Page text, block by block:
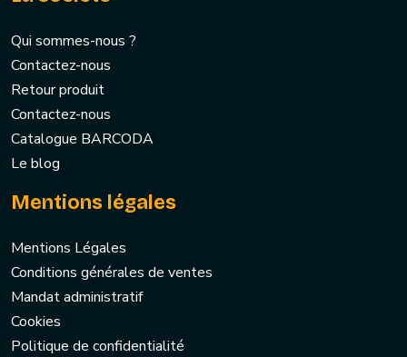
Qui sommes-nous ?
Contactez-nous
Retour produit
Contactez-nous
Catalogue BARCODA
Le blog
Mentions légales
Mentions Légales
Conditions générales de ventes
Mandat administratif
Cookies
Politique de confidentialité